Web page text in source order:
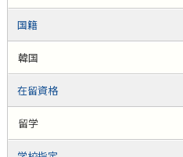
国籍
韓国
在留資格
留学